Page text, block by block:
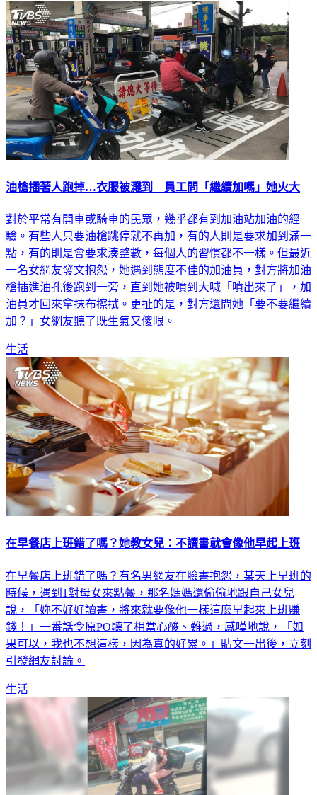
油槍插著人跑掉…衣服被濺到 員工問「繼續加嗎」她火大
對於平常有開車或騎車的民眾，幾乎都有到加油站加油的經
驗。有些人只要油槍跳停就不再加，有的人則是要求加到滿一
點，有的則是會要求湊整數，每個人的習慣都不一樣。但最近
一名女網友發文抱怨，她遇到態度不佳的加油員，對方將加油
槍插進油孔後跑到一旁，直到她被噴到大喊「噴出來了」，加
油員才回來拿抹布擦拭。更扯的是，對方還問她「要不要繼續
加？」女網友聽了既生氣又傻眼。
生活
在早餐店上班錯了嗎？她教女兒：不讀書就會像他早起上班
在早餐店上班錯了嗎？有名男網友在臉書抱怨，某天上早班的
時候，遇到1對母女來點餐，那名媽媽還偷偷地跟自己女兒
說，「妳不好好讀書，將來就要像他一樣這麼早起來上班賺
錢！」一番話令原PO聽了相當心酸、難過，感嘆地說，「如
果可以，我也不想這樣，因為真的好累。」貼文一出後，立刻
引發網友討論。
生活